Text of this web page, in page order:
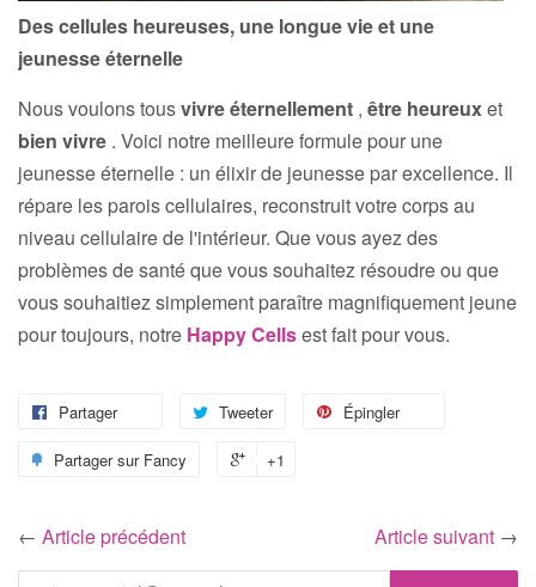
Des cellules heureuses, une longue vie et une
jeunesse éternelle
Nous voulons tousvivre éternellement , être heureuxet
bien vivre . Voici notre meilleure formule pour une
jeunesse éternelle : un élixir de jeunesse par excellence. Il
répare les parois cellulaires, reconstruit votre corps au
niveau cellulaire de l'intérieur. Que vous ayez des
problèmes de santé que vous souhaitez résoudre ou que
vous souhaitiez simplement paraître magnifiquement jeune
pour toujours, notre Happy Cellsest fait pour vous.
Partager Tweeter Épingler
Partager sur Fancy +1
← Article précédent Article suivant →